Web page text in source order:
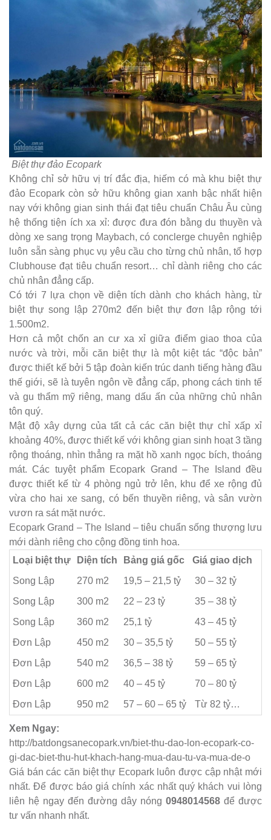
Biệt thự đảo Ecopark
Không chỉ sở hữu vị trí đắc địa, hiếm có mà khu biệt thự
đảo Ecopark còn sở hữu không gian xanh bậc nhất hiện
nay với không gian sinh thái đạt tiêu chuẩn Châu Âu cùng
hệ thống tiện ích xa xỉ: được đưa đón bằng du thuyền và
dòng xe sang trọng Maybach, có conclerge chuyên nghiệp
luôn sẵn sàng phục vụ yêu cầu cho từng chủ nhân, tổ hợp
Clubhouse đạt tiêu chuẩn resort… chỉ dành riêng cho các
chủ nhân đẳng cấp.
Có tới 7 lựa chọn về diện tích dành cho khách hàng, từ
biệt thự song lập 270m2 đến biệt thự đơn lập rộng tới
1.500m2.
Hơn cả một chốn an cư xa xỉ giữa điểm giao thoa của
nước và trời, mỗi căn biệt thự là một kiệt tác “độc bản”
được thiết kế bởi 5 tập đoàn kiến trúc danh tiếng hàng đầu
thế giới, sẽ là tuyên ngôn về đẳng cấp, phong cách tinh tế
và gu thẩm mỹ riêng, mang dấu ấn của những chủ nhân
tôn quý.
Mật độ xây dựng của tất cả các căn biệt thự chỉ xấp xỉ
khoảng 40%, được thiết kế với không gian sinh hoạt 3 tầng
rộng thoáng, nhìn thẳng ra mặt hồ xanh ngọc bích, thoáng
mát. Các tuyệt phẩm Ecopark Grand – The Island đều
được thiết kế từ 4 phòng ngủ trở lên, khu để xe rộng đủ
vừa cho hai xe sang, có bến thuyền riêng, và sân vườn
vươn ra sát mặt nước.
Ecopark Grand – The Island – tiêu chuẩn sống thượng lưu
mới dành riêng cho cộng đồng tinh hoa.
Loại biệt thự
Diện tích Bảng giá gốc
Giá giao dịch
Song Lập
270 m2 19,5 – 21,5 tỷ
30 – 32 tỷ
Song Lập
300 m2 22 – 23 tỷ
35 – 38 tỷ
Song Lập
360 m2 25,1 tỷ
43 – 45 tỷ
Đơn Lập
450 m2 30 – 35,5 tỷ
50 – 55 tỷ
Đơn Lập
540 m2 36,5 – 38 tỷ
59 – 65 tỷ
Đơn Lập
600 m2 40 – 45 tỷ
70 – 80 tỷ
Đơn Lập
950 m2 57 – 60 – 65 tỷ Từ 82 tỷ…
Xem Ngay:
http://batdongsanecopark.vn/biet-thu-dao-lon-ecopark-co-
gi-dac-biet-thu-hut-khach-hang-mua-dau-tu-va-mua-de-o
Giá bán các căn biệt thự Ecopark luôn được cập nhật mới
nhất. Để được báo giá chính xác nhất quý khách vui lòng
liên hệ ngay đến đường dây nóng 0948014568 để được
tư vấn nhanh nhất.